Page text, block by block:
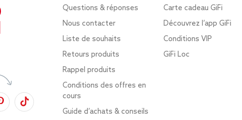
Questions & réponses
Nous contacter
Liste de souhaits
Retours produits
Rappel produits
Conditions des offres en
cours
Guide d’achats & conseils
Carte cadeau GiFi
Découvrez l’app GiFi
Conditions VIP
GiFi Loc